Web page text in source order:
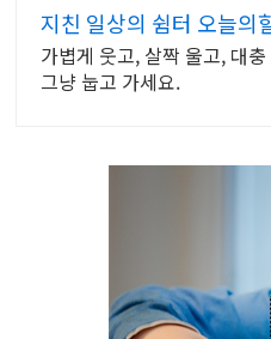
지친 일상의 쉼터 오늘의
가볍게 웃고, 살짝 울고, 대
그냥 눕고 가세요.